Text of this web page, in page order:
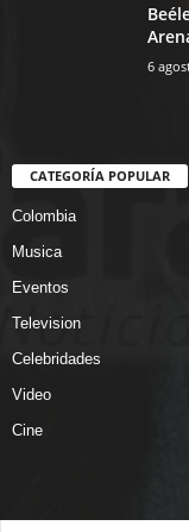
6
CATEGORÍA POPULAR
Colombia
Musica
Eventos
Television
Celebridades
Video
Cine